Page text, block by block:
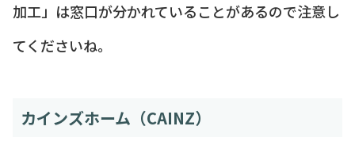
加工」は窓口が分かれていることがあるので注意し
てくださいね。
カインズホーム（CAINZ）